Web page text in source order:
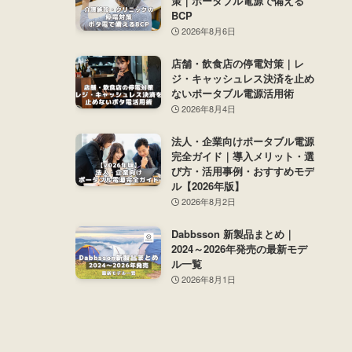
BCP
2026年8月6日
店舗・飲食店の停電対策｜レ
ジ・キャッシュレス決済を止め
ないポータブル電源活用術
2026年8月4日
法人・企業向けポータブル電源
完全ガイド｜導入メリット・選
び方・活用事例・おすすめモデ
ル【2026年版】
2026年8月2日
Dabbsson 新製品まとめ｜
2024～2026年発売の最新モデ
ル一覧
2026年8月1日